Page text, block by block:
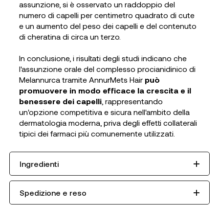
assunzione, si è osservato un raddoppio del
numero di capelli per centimetro quadrato di cute
e un aumento del peso dei capelli e del contenuto
di cheratina di circa un terzo.
In conclusione, i risultati degli studi indicano che
l'assunzione orale del complesso procianidinico di
Melannurca tramite AnnurMets Hair può
promuovere in modo efficace la crescita e il
benessere dei capelli, rappresentando
un'opzione competitiva e sicura nell'ambito della
dermatologia moderna, priva degli effetti collaterali
tipici dei farmaci più comunemente utilizzati.
Ingredienti
Spedizione e reso